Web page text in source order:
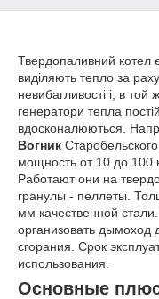
Твердопаливний
виділяють тепло за
невибагливості і, в
генератори тепла
вдосконалюються.
Вогник
мощность от 10 до 100
Работают они на
гранулы - пеллеты.
мм качественной
организовать дымоход
сгорания. Срок
использования.
Основные